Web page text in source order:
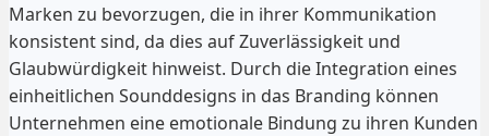
Marken zu bevorzugen, die in ihrer Kommunikation
konsistent sind, da dies auf Zuverlässigkeit und
Glaubwürdigkeit hinweist. Durch die Integration eines
einheitlichen Sounddesigns in das Branding können
Unternehmen eine emotionale Bindung zu ihren Kunden